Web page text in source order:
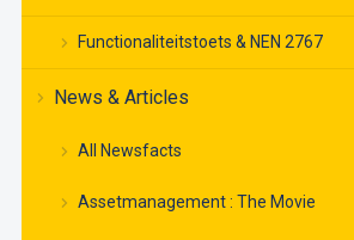
Functionaliteitstoets & NEN 2767
News & Articles
All Newsfacts
Assetmanagement : The Movie